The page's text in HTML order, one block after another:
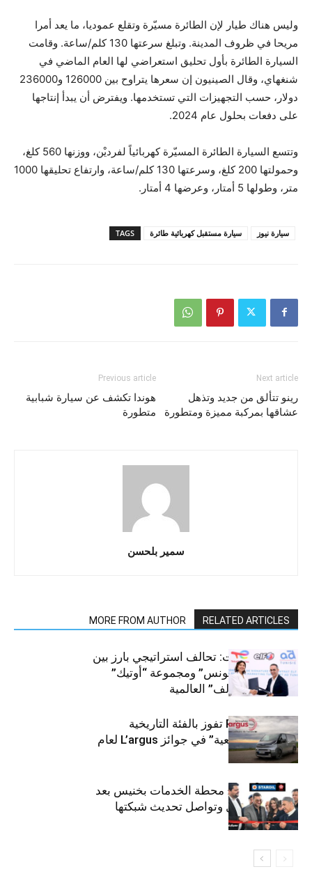
وليس هناك طيار لإن الطائرة مسيّرة وتقلع عموديا، ما يعد أمرا
مريحا في ظروف المدينة. وتبلغ سرعتها 130 كلم/ساعة. وقامت
السيارة الطائرة بأول تحليق استعراضي لها العام الماضي في
شنغهاي، وقال الصينيون إن سعرها يتراوح بين 126000 و236000
دولار، حسب التجهيزات التي تستخدمها. ويفترض أن يبدأ إنتاجها
على دفعات بحلول عام 2024.
وتتسع السيارة الطائرة المسيّرة كهربائياً لفرديْن، ووزنها 560 كلغ،
وحمولتها 200 كلغ، وسرعتها 130 كلم/ساعة، وارتفاع تحليقها 1000
متر، وطولها 5 أمتار، وعرضها 4 أمتار.
TAGS سيارة مستقبل كهربائية طائرة سيارة نيوز
Previous article
هوندا تكشف عن سيارة شبابية
متطورة
Next article
رينو تتألق من جديد وتذهل
عشاقها بمركبة مميزة ومتطورة
سمير بلحسن
RELATED ARTICLES
MORE FROM AUTHOR
قطاع السيارات: تحالف استراتيجي بارز بين
“توتال إنرجيز تونس” ومجموعة “أوتيك”
لتوزيع زيوت “إلف” العالمية
كيا PV5 Cargo تفوز بالفئة التاريخية
“للمركبات النفعية” في جوائز L’argus لعام
2026
ستارأويل تفتتح محطة الخدمات بخنيس بعد
تجديدهابالكامل وتواصل تحديث شبكتها